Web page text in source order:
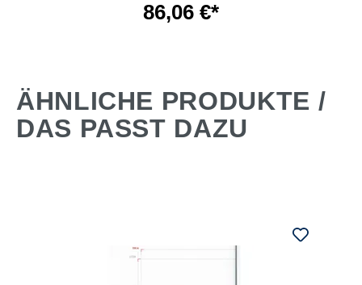
86,06 €*
ÄHNLICHE PRODUKTE /
DAS PASST DAZU